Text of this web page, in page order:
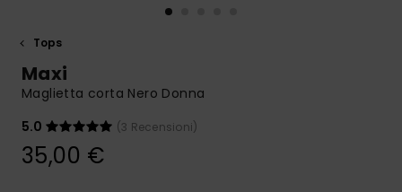
alla tua
risposte alle
domande
Tops
Maxi
Maglietta corta Nero Donna
5.0
(3 Recensioni)
35,00 €